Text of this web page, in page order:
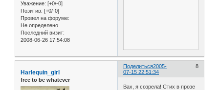
Уважение: [+0/-0]
Позитив: [+0/-0]
Провел на форуме:
Не определено
Последний визит:
2008-06-26 17:54:08
Поделиться 8
2005-
07-15 22:51:34
Harlequin_girl
free to be whatever
Вах, я созрела! Стих в прозе